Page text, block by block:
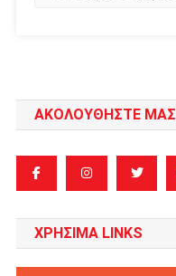
ΑΚΟΛΟΥΘΗΣΤΕ ΜΑΣ
ΧΡΗΣΙΜΑ LINKS